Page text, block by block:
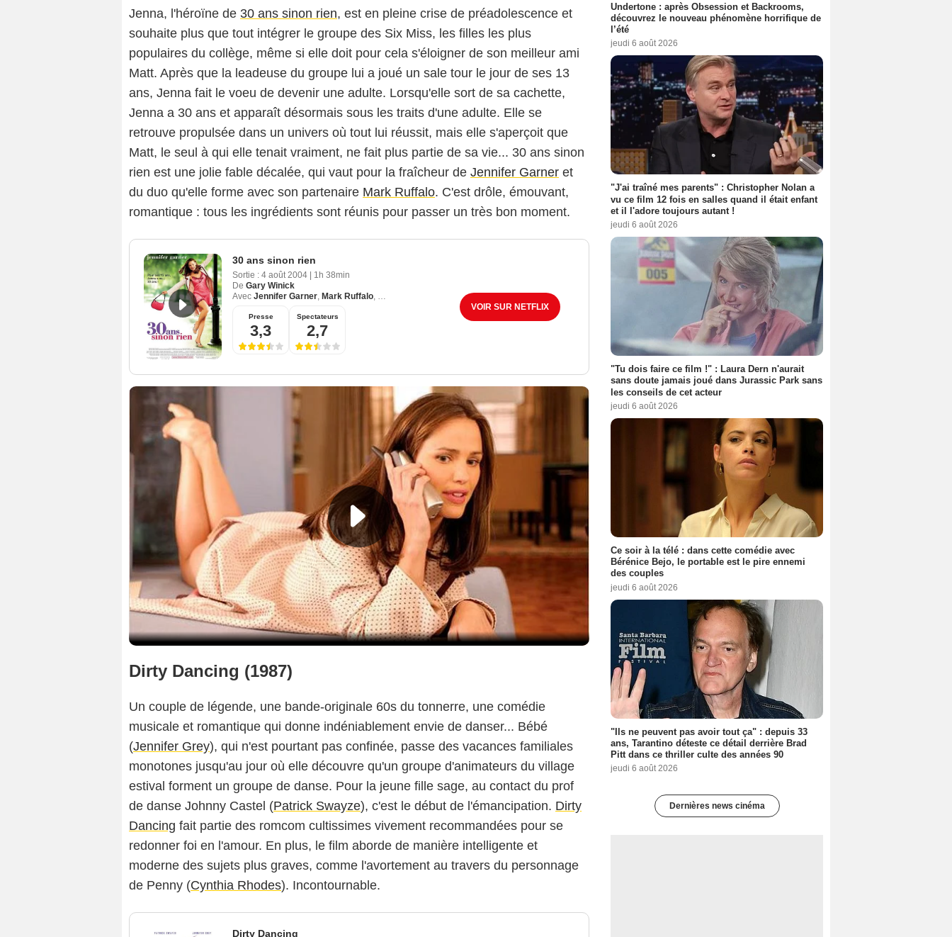
Jenna, l'héroïne de 30 ans sinon rien, est en pleine crise de préadolescence et
souhaite plus que tout intégrer le groupe des Six Miss, les filles les plus
populaires du collège, même si elle doit pour cela s'éloigner de son meilleur ami
Matt. Après que la leadeuse du groupe lui a joué un sale tour le jour de ses 13
ans, Jenna fait le voeu de devenir une adulte. Lorsqu'elle sort de sa cachette,
Jenna a 30 ans et apparaît désormais sous les traits d'une adulte. Elle se
retrouve propulsée dans un univers où tout lui réussit, mais elle s'aperçoit que
Matt, le seul à qui elle tenait vraiment, ne fait plus partie de sa vie... 30 ans sinon
rien est une jolie fable décalée, qui vaut pour la fraîcheur de Jennifer Garner et
du duo qu'elle forme avec son partenaire Mark Ruffalo. C'est drôle, émouvant,
romantique : tous les ingrédients sont réunis pour passer un très bon moment.
30 ans sinon rien
Sortie : 4 août 2004
1h 38min
De Gary Winick
Avec Jennifer Garner, Mark Ruffalo, Judy Greer
Presse
3,3
Spectateurs
2,7
VOIR SUR NETFLIX
Dirty Dancing (1987)
Un couple de légende, une bande-originale 60s du tonnerre, une comédie
musicale et romantique qui donne indéniablement envie de danser... Bébé
(Jennifer Grey), qui n'est pourtant pas confinée, passe des vacances familiales
monotones jusqu'au jour où elle découvre qu'un groupe d'animateurs du village
estival forment un groupe de danse. Pour la jeune fille sage, au contact du prof
de danse Johnny Castel (Patrick Swayze), c'est le début de l'émancipation. Dirty
Dancing fait partie des romcom cultissimes vivement recommandées pour se
redonner foi en l'amour. En plus, le film aborde de manière intelligente et
moderne des sujets plus graves, comme l'avortement au travers du personnage
de Penny (Cynthia Rhodes). Incontournable.
Dirty Dancing
Undertone : après Obsession et Backrooms,
découvrez le nouveau phénomène horrifique de
l’été
jeudi 6 août 2026
"J'ai traîné mes parents" : Christopher Nolan a
vu ce film 12 fois en salles quand il était enfant
et il l'adore toujours autant !
jeudi 6 août 2026
"Tu dois faire ce film !" : Laura Dern n'aurait
sans doute jamais joué dans Jurassic Park sans
les conseils de cet acteur
jeudi 6 août 2026
Ce soir à la télé : dans cette comédie avec
Bérénice Bejo, le portable est le pire ennemi
des couples
jeudi 6 août 2026
"Ils ne peuvent pas avoir tout ça" : depuis 33
ans, Tarantino déteste ce détail derrière Brad
Pitt dans ce thriller culte des années 90
jeudi 6 août 2026
Dernières news cinéma